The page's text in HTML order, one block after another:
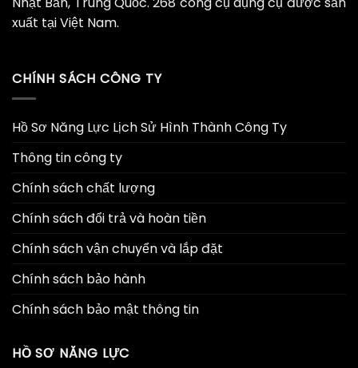
xuất tại Việt Nam.
CHÍNH SÁCH CÔNG TY
Hồ Sơ Năng Lực Lịch Sử Hình Thành Công Ty
Thông tin công ty
Chính sách chất lượng
Chính sách đổi trả và hoàn tiền
Chính sách vận chuyển và lắp đặt
Chính sách bảo hành
Chính sách bảo mật thông tin
HỒ SƠ NĂNG LỰC